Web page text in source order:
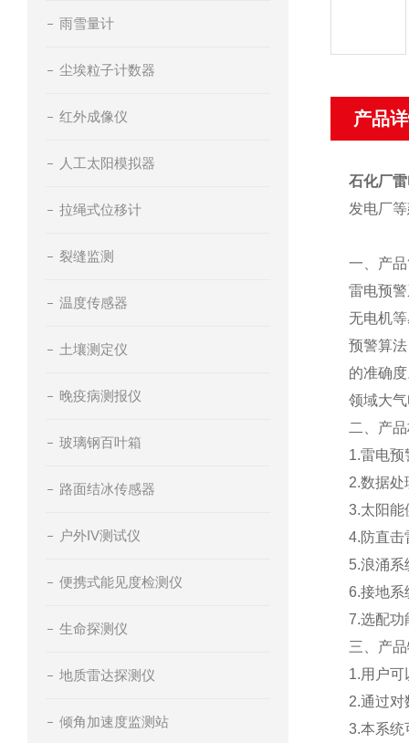
雨雪量计
尘埃粒子计数器
红外成像仪
人工太阳模拟器
拉绳式位移计
裂缝监测
温度传感器
土壤测定仪
晚疫病测报仪
玻璃钢百叶箱
路面结冰传感器
户外IV测试仪
便携式能见度检测仪
生命探测仪
地质雷达探测仪
倾角加速度监测站
产品
石化厂
发电厂
一、产
雷电预
无电机
预警算
的准确
领域大
二、产
1.雷电预
2.数据处
3.太阳能
4.防直击
5.浪涌系
6.接地系
7.选配功
三、产
1.用户
2.通过
3.本系统